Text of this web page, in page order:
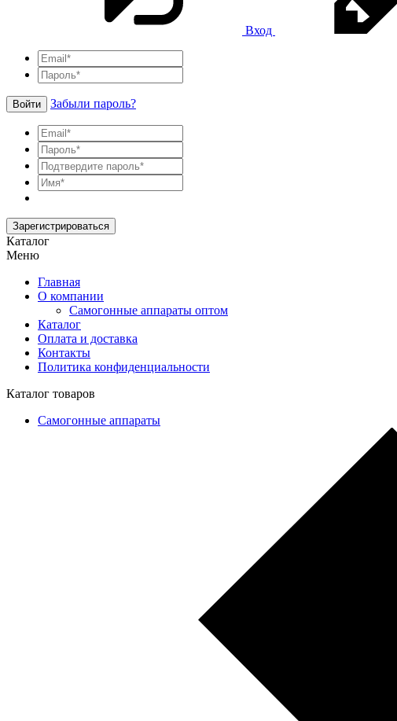
Вход
Войти Забыли пароль?
Зарегистрироваться
Каталог
Меню
Главная
О компании
Самогонные аппараты оптом
Каталог
Оплата и доставка
Контакты
Политика конфиденциальности
Каталог товаров
Самогонные аппараты